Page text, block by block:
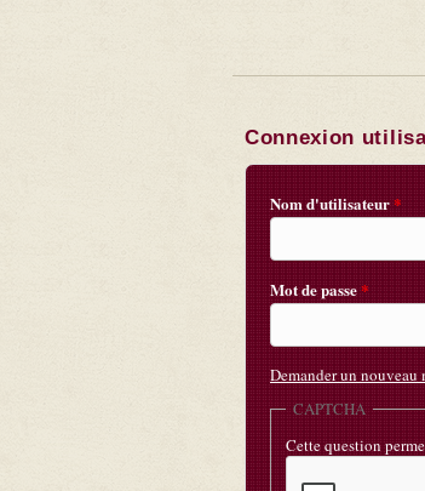
Connexion
Nom d'utilisateur*
Mot de passe*
Demander un nouveau
CAPTCHA
Cette question